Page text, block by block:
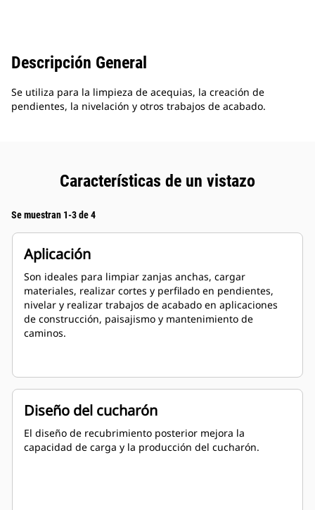
Descripción General
Se utiliza para la limpieza de acequias, la creación de
pendientes, la nivelación y otros trabajos de acabado.
Características de un vistazo
Se muestran 1-3 de 4
Aplicación
Son ideales para limpiar zanjas anchas, cargar
materiales, realizar cortes y perfilado en pendientes,
nivelar y realizar trabajos de acabado en aplicaciones
de construcción, paisajismo y mantenimiento de
caminos.
Diseño del cucharón
El diseño de recubrimiento posterior mejora la
capacidad de carga y la producción del cucharón.